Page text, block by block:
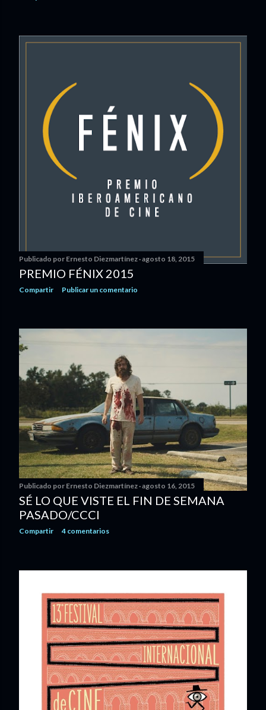
Publicado por Ernesto Diezmartínez agosto 18, 2015
PREMIO FÉNIX 2015
Compartir Publicar un comentario
Publicado por Ernesto Diezmartínez agosto 16, 2015
SÉ LO QUE VISTE EL FIN DE SEMANA
PASADO/CCCI
Compartir 4 comentarios